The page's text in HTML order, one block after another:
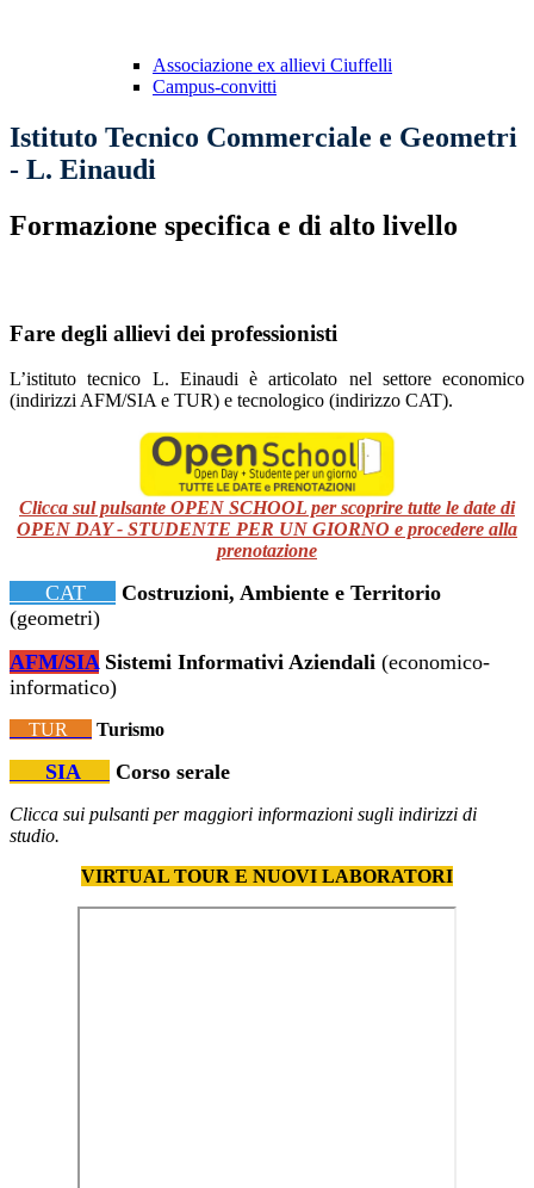
Associazione ex allievi Ciuffelli
Campus-convitti
Istituto Tecnico Commerciale e Geometri
- L. Einaudi
Formazione specifica e di alto livello
Fare degli allievi dei professionisti
L’istituto tecnico L. Einaudi è articolato nel settore economico
(indirizzi AFM/SIA e TUR) e tecnologico (indirizzo CAT).
Clicca sul pulsante OPEN SCHOOL per scoprire tutte le date di
OPEN DAY - STUDENTE PER UN GIORNO e procedere alla
prenotazione
CAT Costruzioni, Ambiente e Territorio
(geometri)
AFM/SIASistemi Informativi Aziendali (economico-
informatico)
TUR Turismo
SIA Corso serale
Clicca sui pulsanti per maggiori informazioni sugli indirizzi di
studio.
VIRTUAL TOUR E NUOVI LABORATORI